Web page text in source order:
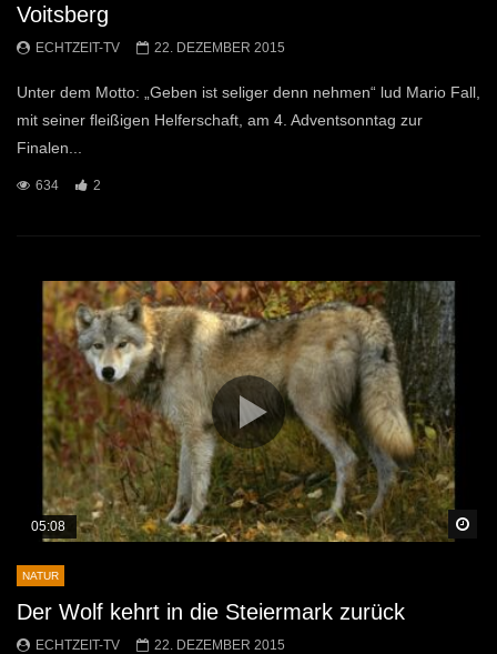
Voitsberg
ECHTZEIT-TV 22. DEZEMBER 2015
Unter dem Motto: „Geben ist seliger denn nehmen“ lud Mario Fall,
mit seiner fleißigen Helferschaft, am 4. Adventsonntag zur
Finalen...
634 2
05:08
NATUR
Der Wolf kehrt in die Steiermark zurück
ECHTZEIT-TV 22. DEZEMBER 2015